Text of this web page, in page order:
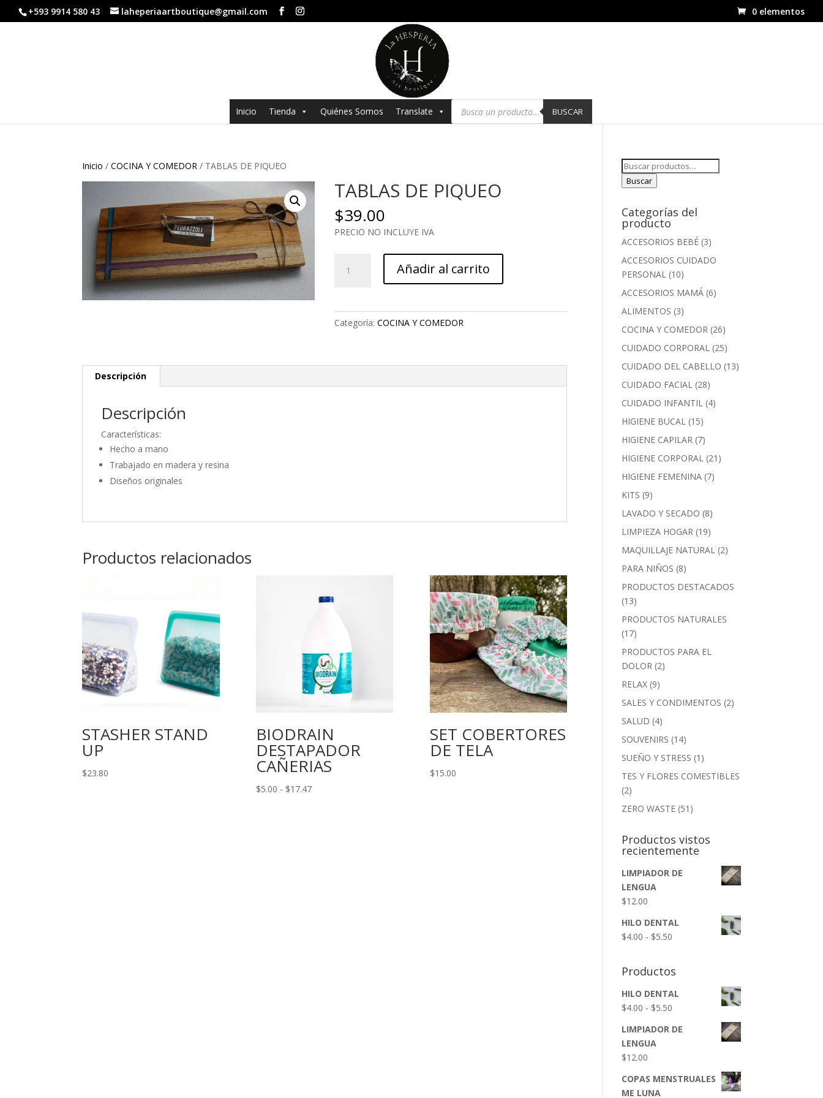
+593 9914 580 43 laheperiaartboutique@gmail.com 0 elementos
Inicio Tienda Quiénes Somos Translate
Búsqueda
productos
BUSCAR
Inicio /COCINA Y COMEDOR / TABLAS DE PIQUEO
TABLAS DE PIQUEO
$39.00
PRECIO NO INCLUYE IVA
Añadir al carrito
Categoría:COCINA Y COMEDOR
Descripción
Descripción
Características:
Hecho a mano
Trabajado en madera y resina
Diseños originales
Productos relacionados
STASHER STAND
UP
$23.80
BIODRAIN
DESTAPADOR
CAÑERIAS
$5.00 - $17.47Rango
SET COBERTORES
DE TELA
$15.00
Buscar
por:
Buscar
Categorías del
producto
ACCESORIOS BEBÉ (3)
ACCESORIOS CUIDADO
PERSONAL (10)
ACCESORIOS MAMÁ (6)
ALIMENTOS (3)
COCINA Y COMEDOR (26)
CUIDADO CORPORAL (25)
CUIDADO DEL CABELLO (13)
CUIDADO FACIAL (28)
CUIDADO INFANTIL (4)
HIGIENE BUCAL (15)
HIGIENE CAPILAR (7)
HIGIENE CORPORAL (21)
HIGIENE FEMENINA (7)
KITS (9)
LAVADO Y SECADO (8)
LIMPIEZA HOGAR (19)
MAQUILLAJE NATURAL (2)
PARA NIÑOS (8)
PRODUCTOS DESTACADOS
(13)
PRODUCTOS NATURALES
(17)
PRODUCTOS PARA EL
DOLOR (2)
RELAX (9)
SALES Y CONDIMENTOS (2)
SALUD (4)
SOUVENIRS (14)
SUEÑO Y STRESS (1)
TES Y FLORES COMESTIBLES
(2)
ZERO WASTE (51)
Productos vistos
recientemente
LIMPIADOR DE
LENGUA
$12.00
HILO DENTAL
$4.00 - $5.50
desde
$4.00
Productos
HILO DENTAL
$4.00 - $5.50
precios:
hasta
LIMPIADOR DE
LENGUA
$12.00
COPAS MENSTRUALES
ME LUNA